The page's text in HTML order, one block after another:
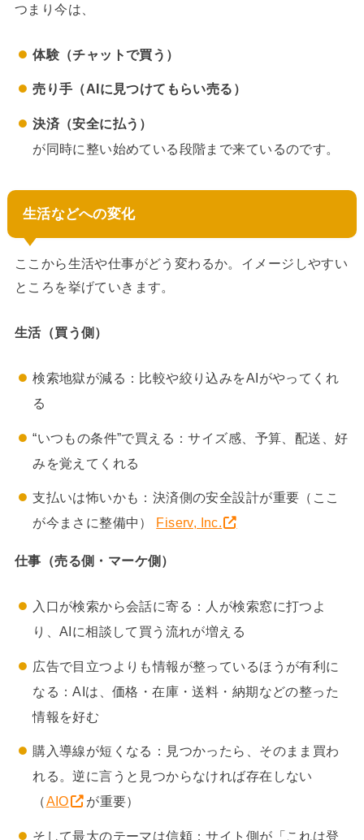
つまり今は、
体験（チャットで買う）
売り手（AIに見つけてもらい売る）
決済（安全に払う）
が同時に整い始めている段階まで来ているのです。
生活などへの変化
ここから生活や仕事がどう変わるか。イメージしやすい
ところを挙げていきます。
生活（買う側）
検索地獄が減る：比較や絞り込みをAIがやってくれ
る
“いつもの条件”で買える：サイズ感、予算、配送、好
みを覚えてくれる
支払いは怖いかも：決済側の安全設計が重要（ここ
が今まさに整備中） Fiserv, Inc.
仕事（売る側・マーケ側）
入口が検索から会話に寄る：人が検索窓に打つよ
り、AIに相談して買う流れが増える
広告で目立つよりも情報が整っているほうが有利に
なる：AIは、価格・在庫・送料・納期などの整った
情報を好む
購入導線が短くなる：見つかったら、そのまま買わ
れる。逆に言うと見つからなければ存在しない
（AIO が重要）
そして最大のテーマは信頼：サイト側が「これは登